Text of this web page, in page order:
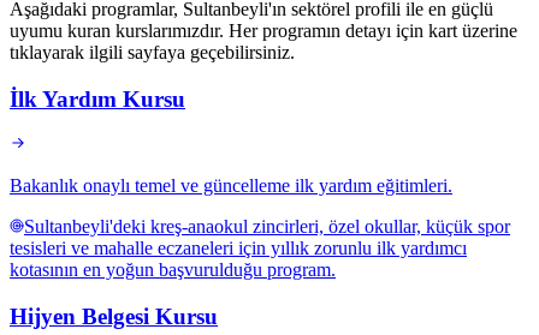
Aşağıdaki programlar, Sultanbeyli'ın sektörel profili ile en güçlü
uyumu kuran kurslarımızdır. Her programın detayı için kart üzerine
tıklayarak ilgili sayfaya geçebilirsiniz.
İlk Yardım Kursu
Bakanlık onaylı temel ve güncelleme ilk yardım eğitimleri.
Sultanbeyli'deki kreş-anaokul zincirleri, özel okullar, küçük spor
tesisleri ve mahalle eczaneleri için yıllık zorunlu ilk yardımcı
kotasının en yoğun başvurulduğu program.
Hijyen Belgesi Kursu